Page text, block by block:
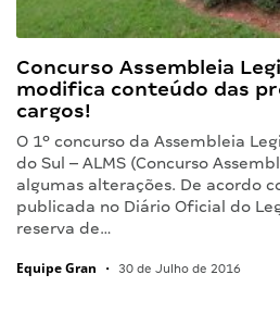
Concurso Assembleia
modifica conteúdo das
cargos!
O 1º concurso da Assembleia
do Sul – ALMS (Concurso
algumas alterações. De acordo
publicada no Diário Oficial do
reserva de…
Equipe Gran • 30 de Julho de 2016